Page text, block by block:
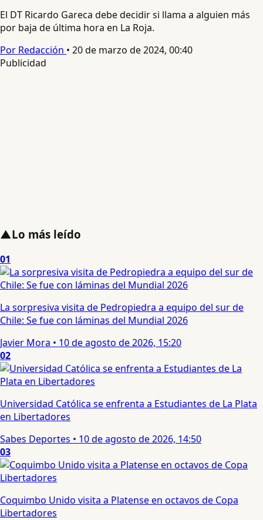
El DT Ricardo Gareca debe decidir si llama a alguien más
por baja de última hora en La Roja.
Por Redacción • 20 de marzo de 2024, 00:40
Publicidad
▲Lo más leído
01
La sorpresiva visita de Pedropiedra a equipo del sur de
Chile: Se fue con láminas del Mundial 2026
Javier Mora • 10 de agosto de 2026, 15:20
02
Universidad Católica se enfrenta a Estudiantes de La Plata
en Libertadores
Sabes Deportes • 10 de agosto de 2026, 14:50
03
Coquimbo Unido visita a Platense en octavos de Copa
Libertadores